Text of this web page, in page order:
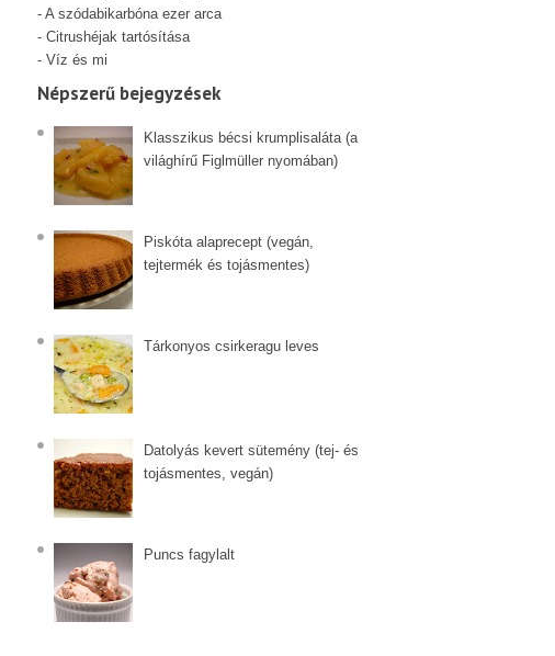
- A szódabikarbóna ezer arca
- Citrushéjak tartósítása
- Víz és mi
Népszerű bejegyzések
Klasszikus bécsi krumplisaláta (a
világhírű Figlmüller nyomában)
Piskóta alaprecept (vegán,
tejtermék és tojásmentes)
Tárkonyos csirkeragu leves
Datolyás kevert sütemény (tej- és
tojásmentes, vegán)
Puncs fagylalt